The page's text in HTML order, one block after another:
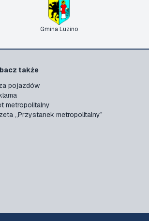
Gmina Luzino
także
pojazdów
metropolitalny
„Przystanek metropolitalny”